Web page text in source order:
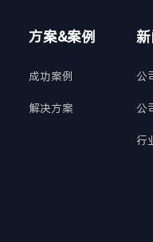
方案&案例
成功案例
解决方案
公
公
行